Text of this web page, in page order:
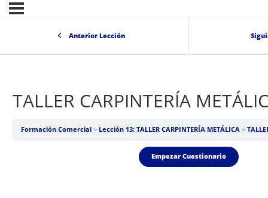
Anterior Lección
TALLER CARPINTERÍA
Formación Comercial Lección 13: TALLER CARPINTERÍA METÁLICA